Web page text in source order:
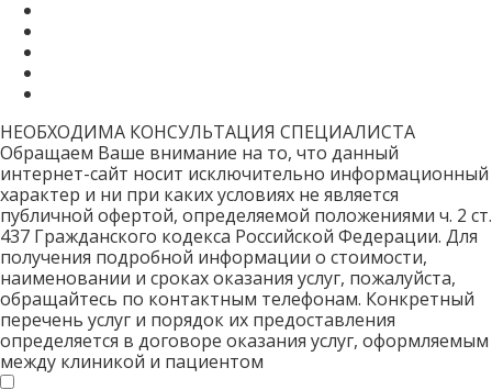
CAPTCHA
только
для
роботов!
НЕОБХОДИМА КОНСУЛЬТАЦИЯ СПЕЦИАЛИСТА
Обращаем Ваше внимание на то, что данный
интернет-сайт носит исключительно информационный
характер и ни при каких условиях не является
публичной офертой, определяемой положениями ч. 2 ст.
437 Гражданского кодекса Российской Федерации. Для
получения подробной информации о стоимости,
наименовании и сроках оказания услуг, пожалуйста,
обращайтесь по контактным телефонам. Конкретный
перечень услуг и порядок их предоставления
определяется в договоре оказания услуг, оформляемым
между клиникой и пациентом